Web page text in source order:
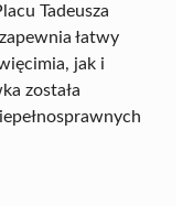
Tadeusza
łatwy
jak i
została